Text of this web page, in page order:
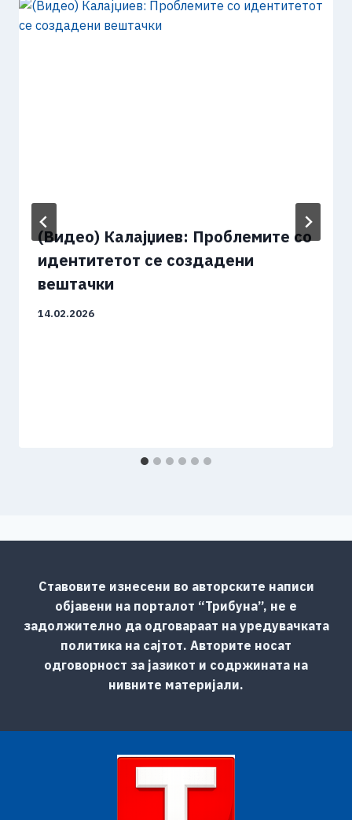
(Видео) Калајџиев: Проблемите со
идентитетот се создадени
вештачки
14.02.2026
Ставовите изнесени во авторските написи
објавени на порталот “Трибуна”, не е
задолжително да одговараат на уредувачката
политика на сајтот. Авторите носат
одговорност за јазикот и содржината на
нивните материјали.